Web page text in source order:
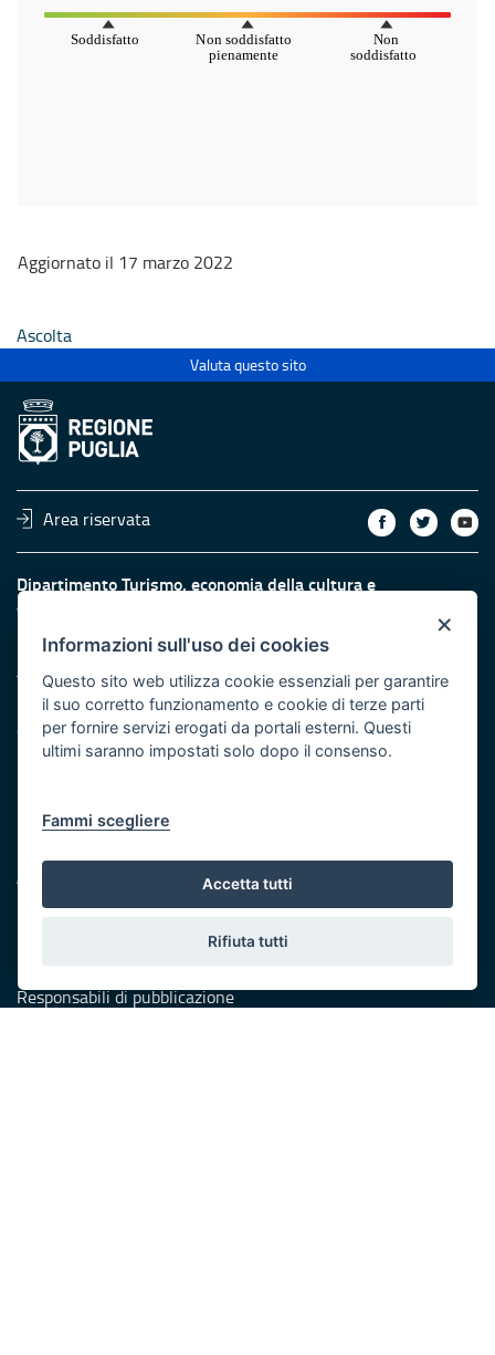
Aggiornato il 17 marzo 2022
Ascolta
Valuta questo sito
Area riservata
Dipartimento Turismo, economia della cultura e
valorizzazione del territorio
Fiera del Levante Pad. 107, Lungomare Starita - 70132 Bari
Telefono: + 39 080 5405615
Fax: +39 080 5405667
Scrivici:email -PEC
Eventi e Stampa
Press Regione
Logo e identità regionale
Accessibilità
Dichiarazione di accessibilità
Responsabili di pubblicazione
×
Informazioni sull'uso dei cookies
Questo sito web utilizza cookie essenziali per garantire
il suo corretto funzionamento e cookie di terze parti
per fornire servizi erogati da portali esterni. Questi
ultimi saranno impostati solo dopo il consenso.
Fammi scegliere
Accetta tutti
Rifiuta tutti